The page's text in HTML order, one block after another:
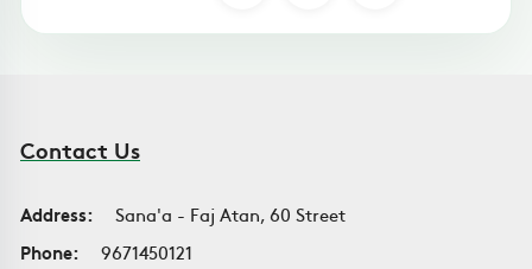
Contact Us
Address:
Sana'a - Faj Atan, 60 Street
Phone:
9671450121